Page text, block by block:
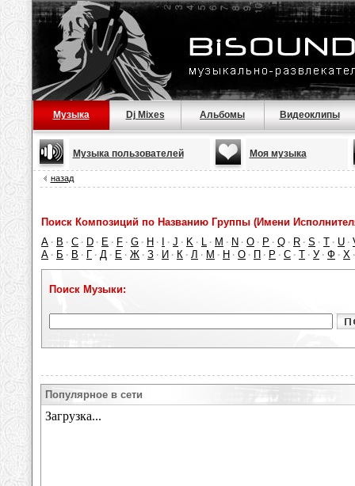
Музыка Dj Mixes Альбомы Видеоклипы
Музыка пользователей Моя музыка
назад
Поиск Композиций по Названию Группы (Имени
A · B · C · D · E · F · G · H · · J · K · L · M · N · O · P · Q · R · S · T · U ·
А · Б · В · Г · Д · Е · Ж · З · И · К · Л · М · Н · О · П · Р · С · Т · У · Ф · Х
Поиск Музыки:
Популярное в сети